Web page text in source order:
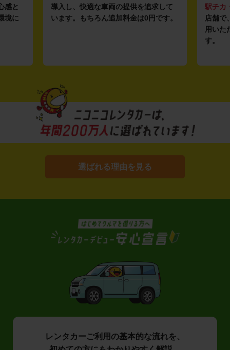
感と
境に
導入し、快適な車両の提供を追求して
います。もちろん追加料金は0円です。
駅チカ
店舗で
用いた
す。
選ばれる理由を見る
レンタカーご利用の基本的な流れを、